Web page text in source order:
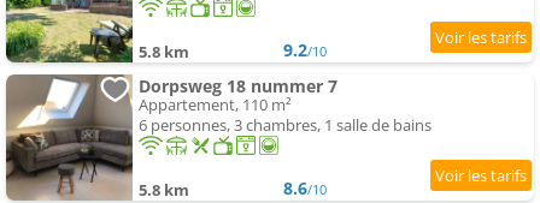
5.8 km 9.2/10
Dorpsweg 18 nummer 7
Appartement, 110 m²
6 personnes, 3 chambres, 1 salle de bains
5.8 km 8.6/10